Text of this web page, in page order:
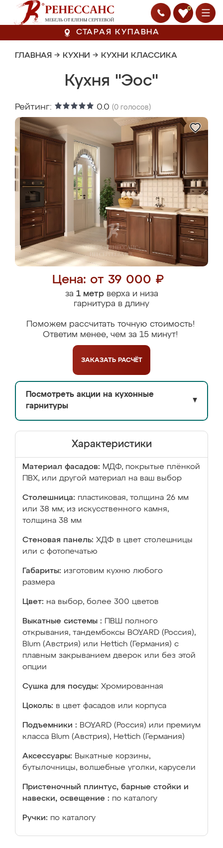
0
СТАРАЯ КУПАВНА
ГЛАВНАЯ → КУХНИ → КУХНИ КЛАССИКА
Кухня "Эос"
Рейтинг: 0.0 (0 голосов)
Цена: от 39 000 ₽
за 1 метрверха и низа
гарнитура в длину
Поможем рассчитать точную стоимость!
Ответим менее, чем за 15 минут!
ЗАКАЗАТЬ РАСЧЁТ
Посмотреть акции на кухонные
гарнитуры
▼
Характеристики
Материал фасадов: МДФ, покрытые плёнкой
ПВХ, или другой материал на ваш выбор
Столешница: пластиковая, толщина 26 мм
или 38 мм; из искусственного камня,
толщина 38 мм
Стеновая панель: ХДФ в цвет столешницы
или с фотопечатью
Габариты: изготовим кухню любого
размера
Цвет: на выбор, более 300 цветов
Выкатные системы :
ПВШ полного
открывания, тандембоксы BOYARD (Россия),
Blum (Австрия) или Hettich (Германия) с
плавным закрыванием дверок или без этой
опции
Сушка для посуды: Хромированная
Цоколь: в цвет фасадов или корпуса
Подъемники : BOYARD (Россия) или премиум
класса Blum (Австрия), Hettich (Германия)
Аксессуары: Выкатные корзины,
бутылочницы, волшебные уголки, карусели
Пристеночный плинтус, барные стойки и
навески, освещение : по каталогу
Ручки: по каталогу